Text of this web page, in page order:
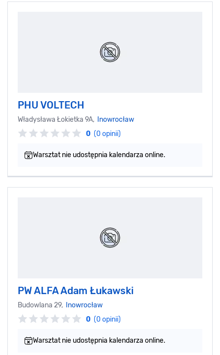
PHU VOLTECH
Władysława Łokietka 9A,
Inowrocław
0 (0 opinii)
Warsztat nie udostępnia kalendarza online.
PW ALFA Adam Łukawski
Budowlana 29,
Inowrocław
0 (0 opinii)
Warsztat nie udostępnia kalendarza online.